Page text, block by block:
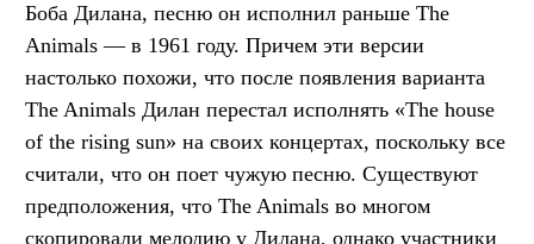
Боба Дилана, песню он исполнил раньше The
Animals — в 1961 году. Причем эти версии
настолько похожи, что после появления варианта
The Animals Дилан перестал исполнять «The house
of the rising sun» на своих концертах, поскольку все
считали, что он поет чужую песню. Существуют
предположения, что The Animals во многом
скопировали мелодию у Дилана, однако участники